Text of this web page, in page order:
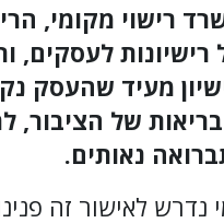
רישוי מקומי,
לעסקים,
מעיד
של הציבור,
נאותים.